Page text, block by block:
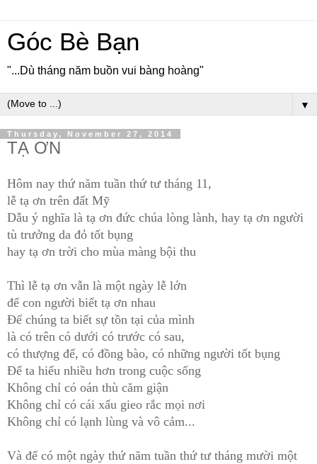
Góc Bè Bạn
"...Dù tháng năm buồn vui bàng hoàng"
▼
Thursday, November 27, 2014
TẠ ƠN
Hôm nay thứ năm tuần thứ tư tháng 11,
lễ tạ ơn trên đất Mỹ
Dẫu ý nghĩa là tạ ơn đức chúa lòng lành, hay tạ ơn người
tù trưởng da đỏ tốt bụng
hay tạ ơn trời cho mùa màng bội thu
Thì lễ tạ ơn vẫn là một ngày lễ lớn
để con người biết tạ ơn nhau
Để chúng ta biết sự tồn tại của mình
là có trên có dưới có trước có sau,
có thượng đế, có đồng bào, có những người tốt bụng
Để ta hiểu nhiều hơn trong cuộc sống
Không chỉ có oán thù căm giận
Không chỉ có cái xấu gieo rắc mọi nơi
Không chỉ có lạnh lùng và vô cảm...
Và để có một ngày thứ năm tuần thứ tư tháng mười một